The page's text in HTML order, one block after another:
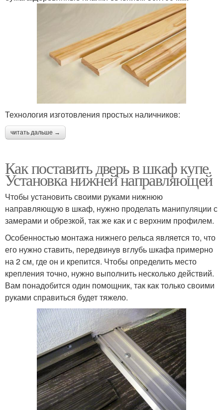
Технология изготовления простых наличников:
читать дальше →
Как поставить дверь в шкаф купе.
Установка нижней направляющей
Чтобы установить своими руками нижнюю
направляющую в шкаф, нужно проделать манипуляции с
замерами и обрезкой, так же как и с верхним профилем.
Особенностью монтажа нижнего рельса является то, что
его нужно ставить, передвинув вглубь шкафа примерно
на 2 см, где он и крепится. Чтобы определить место
крепления точно, нужно выполнить несколько действий.
Вам понадобится один помощник, так как только своими
руками справиться будет тяжело.